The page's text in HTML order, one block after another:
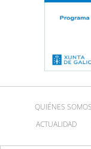
QUIÉNES SOMOS
ACTUALIDAD